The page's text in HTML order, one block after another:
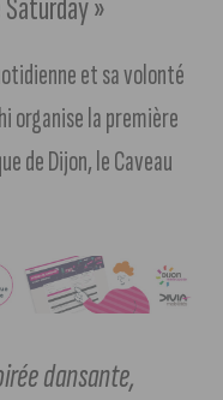
»
et sa volonté
organise la première
de Dijon, le Caveau
dansante,